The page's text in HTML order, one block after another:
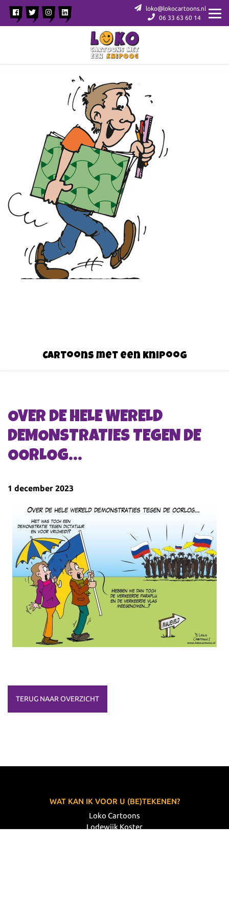
loko@lokocartoons.nl
06 33 63 60 14
Cartoons met een knipoog
OVER DE HELE WERELD
DEMONSTRATIES TEGEN DE
OORLOG…
1 december 2023
TERUG NAAR OVERZICHT
WAT KAN IK VOOR U (BE)TEKENEN?
Loko Cartoons
Lodewijk Koster